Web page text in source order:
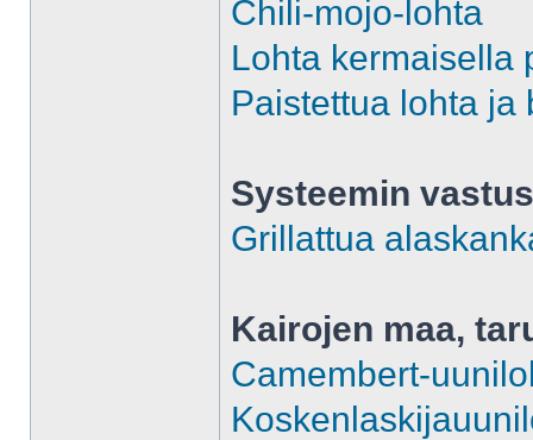
Chili-mojo-lohta
Lohta kermaisella
Paistettua lohta ja
Systeemin
Grillattua
Kairojen maa,
Camembert-